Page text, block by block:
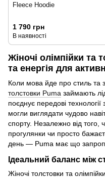
Fleece Hoodie
1 790 грн
В наявності
Жіночі олімпійки та
та енергія для
Коли мова йде про стиль та
толстовки Puma займають
поєднує передові
могли виглядати чудово
спорту. Незалежно від того,
прогулянки чи просто
день — Puma має що
Ідеальний баланс між
Жіночі толстовки та